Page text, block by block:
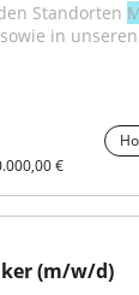
Standorten
in unseren
€
(m/w/d)